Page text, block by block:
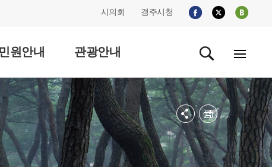
시의회 경주시청
민원안내 관광안내